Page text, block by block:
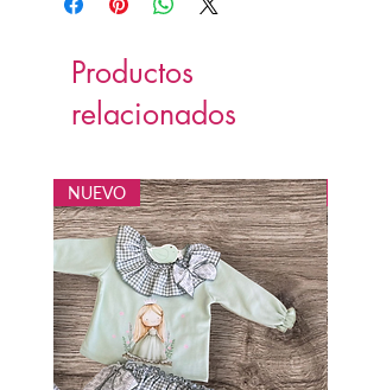
Productos
relacionados
NUEVO